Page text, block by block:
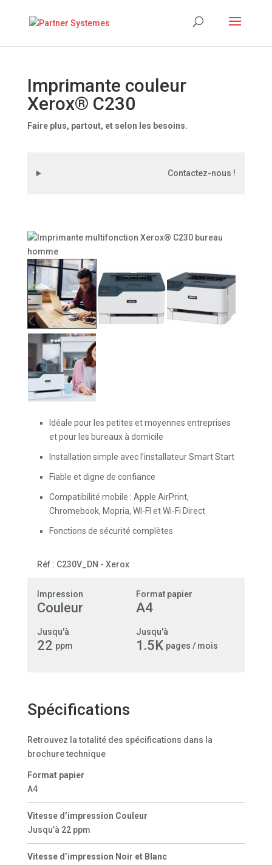
Imprimante couleur
Xerox® C230
Faire plus, partout, et selon les besoins.
Contactez-nous !
Idéale pour les petites et moyennes entreprises
et pour les bureaux à domicile
Installation simple avec l’installateur Smart Start
Fiable et digne de confiance
Compatibilité mobile : Apple AirPrint,
Chromebook, Mopria, WI-FI et Wi-Fi Direct
Fonctions de sécurité complètes
Réf : C230V_DN - Xerox
Impression
Couleur
Format papier
A4
Jusqu'à
22 ppm
Jusqu'à
1.5K pages / mois
Spécifications
Retrouvez la totalité des spécifications dans la
brochure technique
Format papier
A4
Vitesse d’impression Couleur
Jusqu’à 22 ppm
Vitesse d’impression Noir et Blanc